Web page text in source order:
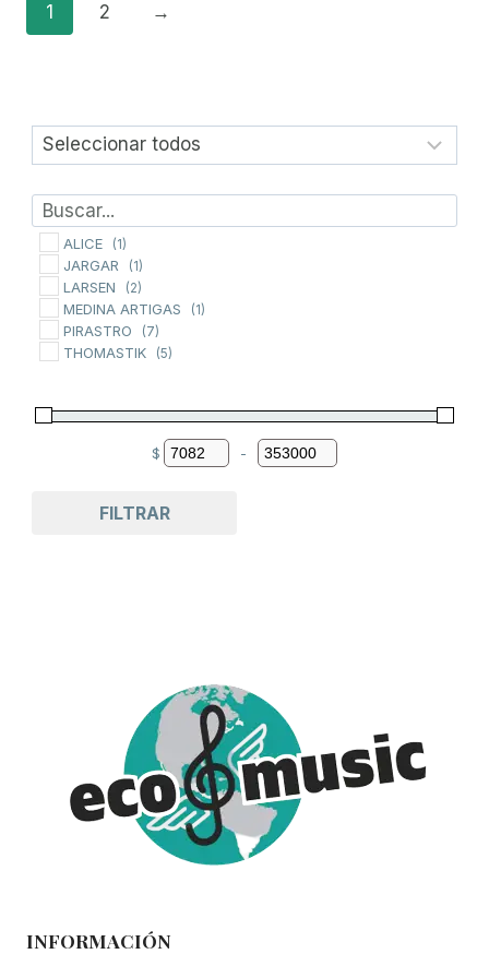
Las
pueden
elegir
página
de
producto
pueden
1 2 →
ALICE (1)
JARGAR (1)
LARSEN (2)
MEDINA ARTIGAS (1)
PIRASTRO (7)
THOMASTIK (5)
$
Minimum Price
-
Maximum Price
FILTRAR
INFORMACIÓN